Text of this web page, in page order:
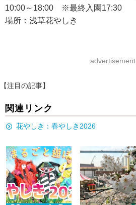
10:00～18:00 ※最終入園17:30
場所：浅草花やしき
advertisement
【注目の記事】
関連リンク
花やしき：春やしき2026